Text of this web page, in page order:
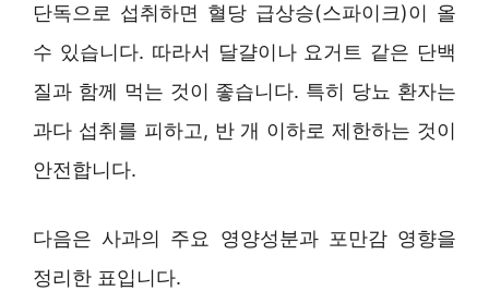
단독으로 섭취하면 혈당 급상승(스파이크)이 올
수 있습니다. 따라서 달걀이나 요거트 같은 단백
질과 함께 먹는 것이 좋습니다. 특히 당뇨 환자는
과다 섭취를 피하고, 반 개 이하로 제한하는 것이
안전합니다.
다음은 사과의 주요 영양성분과 포만감 영향을
정리한 표입니다.